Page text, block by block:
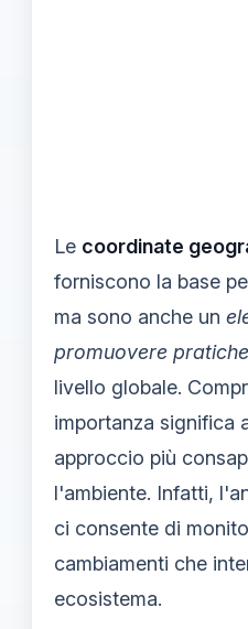
Le coordinate
forniscono la base
ma sono anche un
promuovere
livello globale.
importanza significa
approccio più
l'ambiente. Infatti,
ci consente di
cambiamenti che
ecosistema.